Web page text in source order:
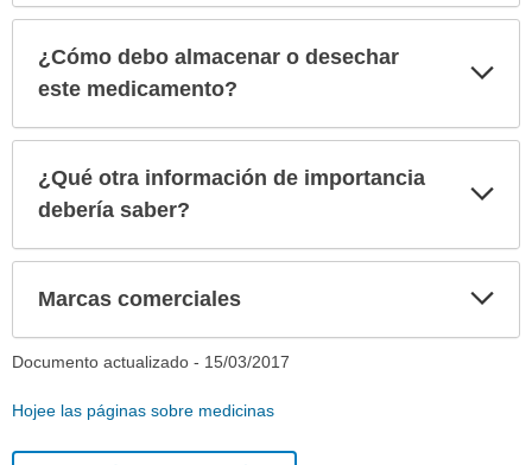
¿Cómo debo almacenar o desechar
este medicamento?
¿Qué otra información de importancia
debería saber?
Marcas comerciales
Documento actualizado - 15/03/2017
Hojee las páginas sobre medicinas